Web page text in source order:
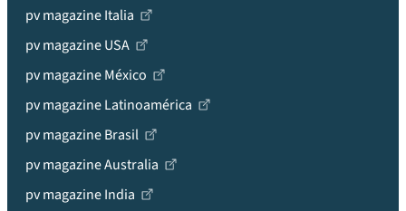
pv magazine Italia
pv magazine USA
pv magazine México
pv magazine Latinoamérica
pv magazine Brasil
pv magazine Australia
pv magazine India